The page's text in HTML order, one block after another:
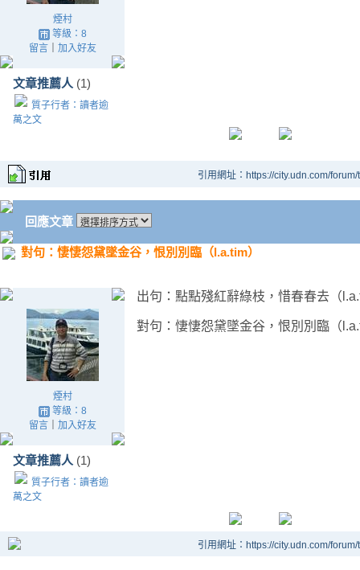
煙村
等級：8
留言｜ 加入好友
文章推薦人 (1)
質子行者：讀者逾
萬之文
引用網址：https://city.udn.com/
回應文章
對句：悽悽怨黛墜金谷，恨別別臨（l.a.tim）
煙村
等級：8
留言｜ 加入好友
文章推薦人 (1)
質子行者：讀者逾
萬之文
出句：點點殘紅辭綠枝，惜春春去（
對句：悽悽怨黛墜金谷，恨別別臨（
引用網址：https://city.udn.com/